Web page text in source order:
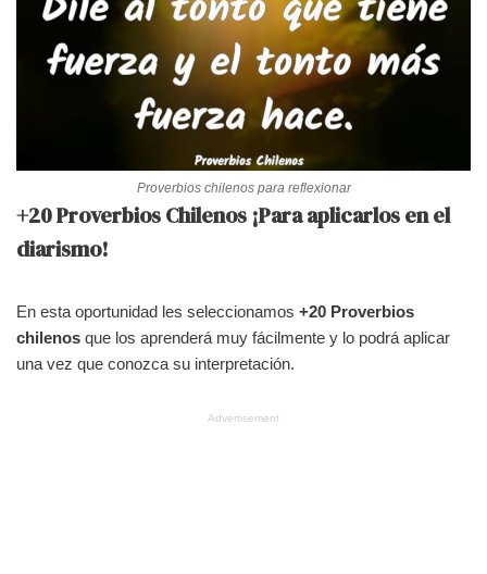
Proverbios chilenos para reflexionar
+20 Proverbios Chilenos ¡Para aplicarlos en el
diarismo!
En esta oportunidad les seleccionamos +20 Proverbios
chilenos que los aprenderá muy fácilmente y lo podrá aplicar
una vez que conozca su interpretación.
Advertisement